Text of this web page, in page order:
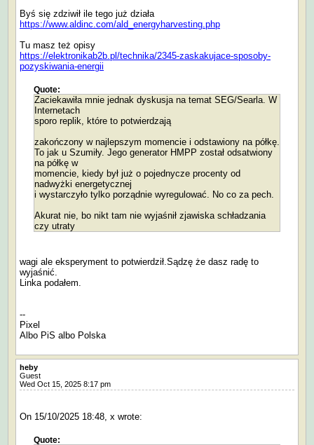
Byś się zdziwił ile tego już działa
https://www.aldinc.com/ald_energyharvesting.php
Tu masz też opisy
https://elektronikab2b.pl/technika/2345-zaskakujace-sposoby-
pozyskiwania-energii
Quote:
Zaciekawiła mnie jednak dyskusja na temat SEG/Searla. W
Internetach
sporo replik, które to potwierdzają
zakończony w najlepszym momencie i odstawiony na półkę.
To jak u Szumiły. Jego generator HMPP został odsatwiony
na półkę w
momencie, kiedy był już o pojednycze procenty od
nadwyżki energetycznej
i wystarczyło tylko porządnie wyregulować. No co za pech.
Akurat nie, bo nikt tam nie wyjaśnił zjawiska schładzania
czy utraty
wagi ale eksperyment to potwierdził.Sądzę że dasz radę to
wyjaśnić.
Linka podałem.
--
Pixel
Albo PiS albo Polska
heby
Guest
Wed Oct 15, 2025 8:17 pm
On 15/10/2025 18:48, x wrote:
Quote: